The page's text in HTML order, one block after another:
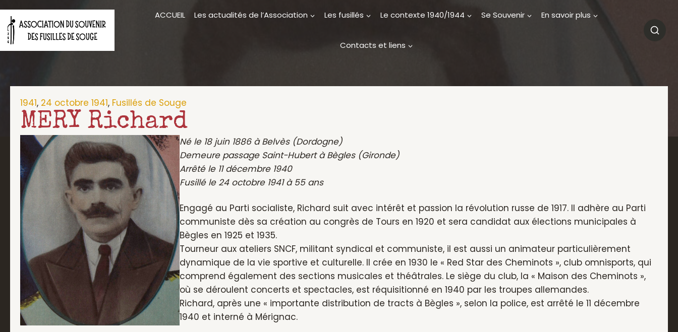
au
contenu
ACCUEIL Les actualités de l’Association Les fusillés Le contexte 1940/1944 Se Souvenir En savoir plus
Contacts et liens
1941, 24 octobre 1941, Fusillés de Souge
MERY Richard
Né le 18 juin 1886 à Belvès (Dordogne)
Demeure passage Saint-Hubert à Bègles (Gironde)
Arrêté le 11 décembre 1940
Fusillé le 24 octobre 1941 à 55 ans
Engagé au Parti socialiste, Richard suit avec intérêt et passion la révolution russe de 1917. Il adhère au Parti
communiste dès sa création au congrès de Tours en 1920 et sera candidat aux élections municipales à
Bègles en 1925 et 1935.
Tourneur aux ateliers SNCF, militant syndical et communiste, il est aussi un animateur particulièrement
dynamique de la vie sportive et culturelle. Il crée en 1930 le « Red Star des Cheminots », club omnisports, qui
comprend également des sections musicales et théâtrales. Le siège du club, la « Maison des Cheminots »,
où se déroulent concerts et spectacles, est réquisitionné en 1940 par les troupes allemandes.
Richard, après une « importante distribution de tracts à Bègles », selon la police, est arrêté le 11 décembre
1940 et interné à Mérignac.